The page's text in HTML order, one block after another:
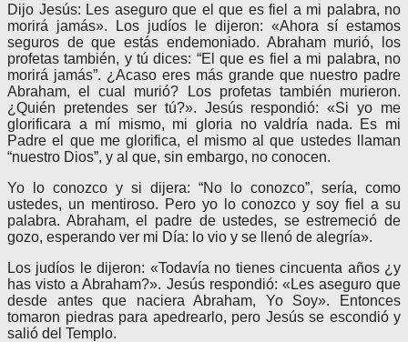
Dijo Jesús: Les aseguro que el que es fiel a mi palabra, no
morirá jamás». Los judíos le dijeron: «Ahora sí estamos
seguros de que estás endemoniado. Abraham murió, los
profetas también, y tú dices: “El que es fiel a mi palabra, no
morirá jamás”. ¿Acaso eres más grande que nuestro padre
Abraham, el cual murió? Los profetas también murieron.
¿Quién pretendes ser tú?». Jesús respondió: «Si yo me
glorificara a mí mismo, mi gloria no valdría nada. Es mi
Padre el que me glorifica, el mismo al que ustedes llaman
“nuestro Dios”, y al que, sin embargo, no conocen.
Yo lo conozco y si dijera: “No lo conozco”, sería, como
ustedes, un mentiroso. Pero yo lo conozco y soy fiel a su
palabra. Abraham, el padre de ustedes, se estremeció de
gozo, esperando ver mi Día: lo vio y se llenó de alegría».
Los judíos le dijeron: «Todavía no tienes cincuenta años ¿y
has visto a Abraham?». Jesús respondió: «Les aseguro que
desde antes que naciera Abraham, Yo Soy». Entonces
tomaron piedras para apedrearlo, pero Jesús se escondió y
salió del Templo.